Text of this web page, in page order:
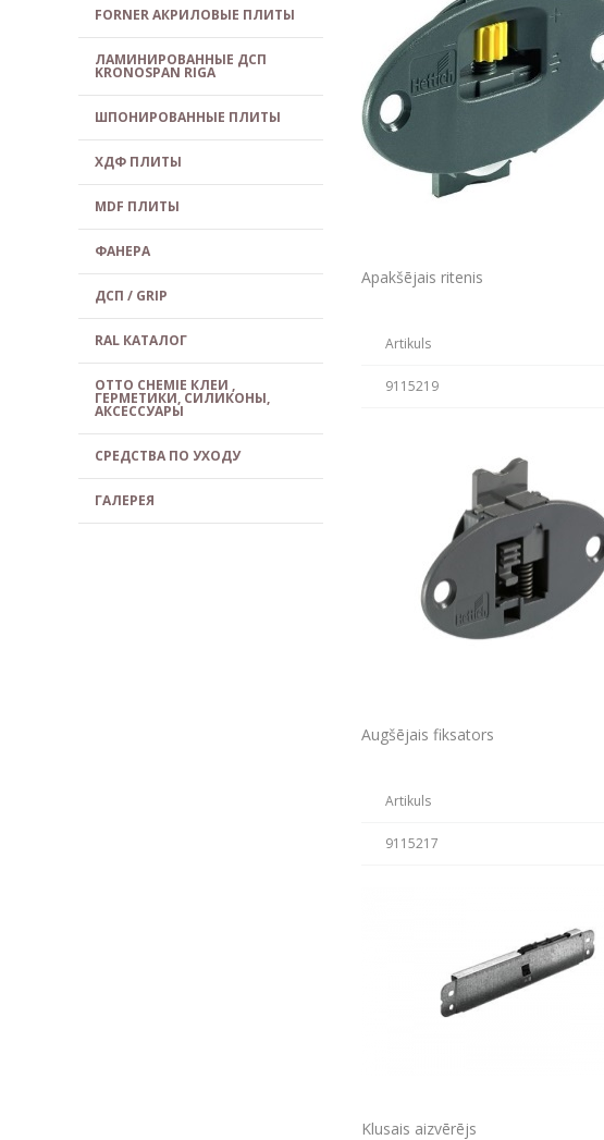
FORNER АКРИЛОВЫЕ ПЛИТЫ
ЛАМИНИРОВАННЫЕ ДСП
KRONOSPAN RIGA
ШПОНИРОВАННЫЕ ПЛИТЫ
ХДФ ПЛИТЫ
MDF ПЛИТЫ
ФАНЕРА
ДСП / GRIP
RAL КАТАЛОГ
OTTO CHEMIE КЛЕИ ,
ГЕРМЕТИКИ, СИЛИКОНЫ,
АКСЕССУАРЫ
СРЕДСТВА ПО УХОДУ
ГАЛЕРЕЯ
Apakšējais ritenis
Artikuls
9115219
Augšējais fiksators
Artikuls
9115217
Klusais aizvērējs